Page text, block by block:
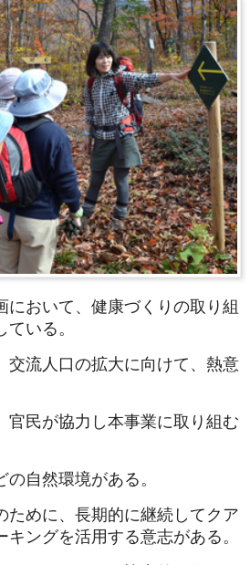
において、健康づくりの取り組
いる。
交流人口の拡大に向けて、熱意
官民が協力し本事業に取り組む
自然環境がある。
ために、長期的に継続してクア
キングを活用する意志がある。